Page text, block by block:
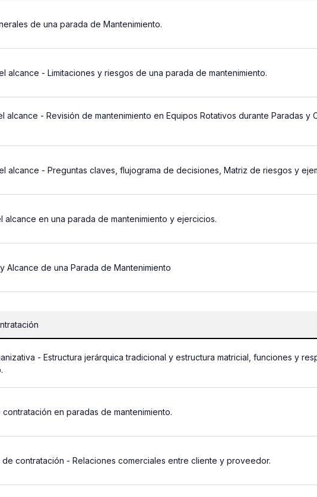
de una parada de Mantenimiento.
alcance - Limitaciones y riesgos de una parada de mantenimiento.
alcance - Revisión de mantenimiento en Equipos Rotativos durante Paradas y
alcance - Preguntas claves, flujograma de decisiones, Matriz de riesgos y
alcance en una parada de mantenimiento y ejercicios.
Alcance de una Parada de Mantenimiento
- Estructura jerárquica tradicional y estructura matricial, funciones y
contratación en paradas de mantenimiento.
contratación - Relaciones comerciales entre cliente y proveedor.